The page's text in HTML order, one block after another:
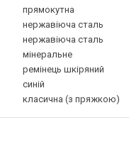
прямокутна
нержавіюча сталь
нержавіюча сталь
мінеральне
ремінець шкіряний
синій
класична (з пряжкою)